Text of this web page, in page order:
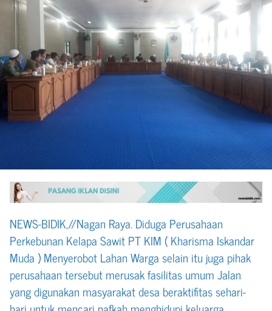
NEWS-BIDIK,//Nagan Raya. Diduga Perusahaan
Perkebunan Kelapa Sawit PT KIM ( Kharisma Iskandar
Muda ) Menyerobot Lahan Warga selain itu juga pihak
perusahaan tersebut merusak fasilitas umum Jalan
yang digunakan masyarakat desa beraktifitas sehari-